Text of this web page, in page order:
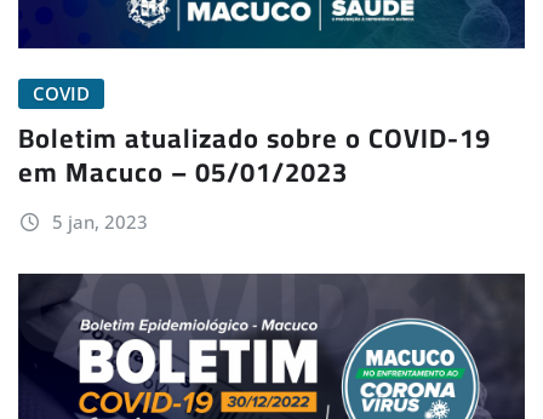
COVID
Boletim atualizado sobre o COVID-19
em Macuco – 05/01/2023
5 jan, 2023